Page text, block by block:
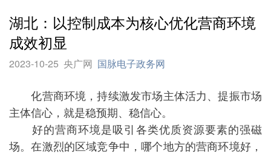
湖北：以控制成本为核心优化营商环境
成效初显
2023-10-25 央广网 国脉电子政务网
化营商环境，持续激发市场主体活力、提振市场
主体信心，就是稳预期、稳信心。
好的营商环境是吸引各类优质资源要素的强磁
场。在激烈的区域竞争中，哪个地方的营商环境好，